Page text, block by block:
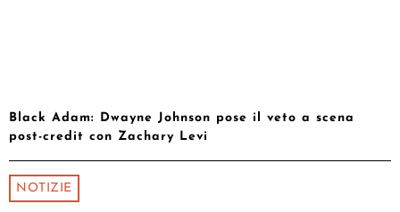
Black Adam: Dwayne Johnson pose il veto a scena
post-credit con Zachary Levi
NOTIZIE